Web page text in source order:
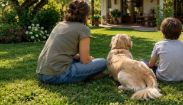
enterrar
a
una
mascota
en
un
terreno
privado